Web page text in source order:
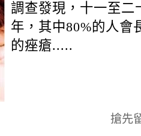
調查發現，十一至二
年，其中80%的人會
的痤瘡.....
搶先